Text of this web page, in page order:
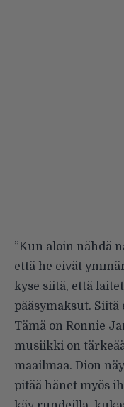
”Kun aloin nähdä
että he eivät
kyse siitä, että
pääsymaksut. Siitä
Tämä on Ronnie
musiikki on
maailmaa. Dion
pitää hänet myös